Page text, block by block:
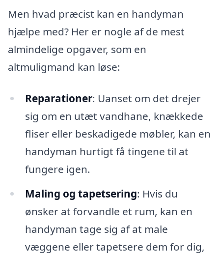
Men hvad præcist kan en handyman
hjælpe med? Her er nogle af de mest
almindelige opgaver, som en
altmuligmand kan løse:
Reparationer: Uanset om det drejer
sig om en utæt vandhane, knækkede
fliser eller beskadigede møbler, kan en
handyman hurtigt få tingene til at
fungere igen.
Maling og tapetsering: Hvis du
ønsker at forvandle et rum, kan en
handyman tage sig af at male
væggene eller tapetsere dem for dig,